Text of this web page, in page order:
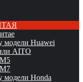
модели Huawei
AITO
модели Honda